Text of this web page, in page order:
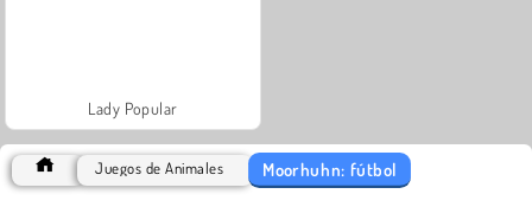
Lady Popular
Juegos de Animales Moorhuhn: fútbol